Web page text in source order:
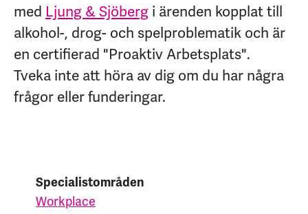
med Ljung & Sjöberg i ärenden kopplat till
alkohol-, drog- och spelproblematik och är
en certifierad "Proaktiv Arbetsplats".
Tveka inte att höra av dig om du har några
frågor eller funderingar.
Specialistområden
Workplace